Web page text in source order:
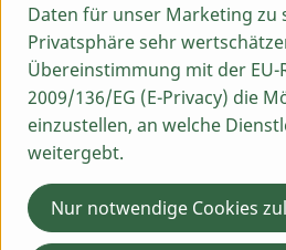
Daten für unser Marketing zu
Privatsphäre sehr
Übereinstimmung mit der EU-
2009/136/EG (E-Privacy) die
einzustellen, an welche
weitergebt.
Nur notwendige Cookies